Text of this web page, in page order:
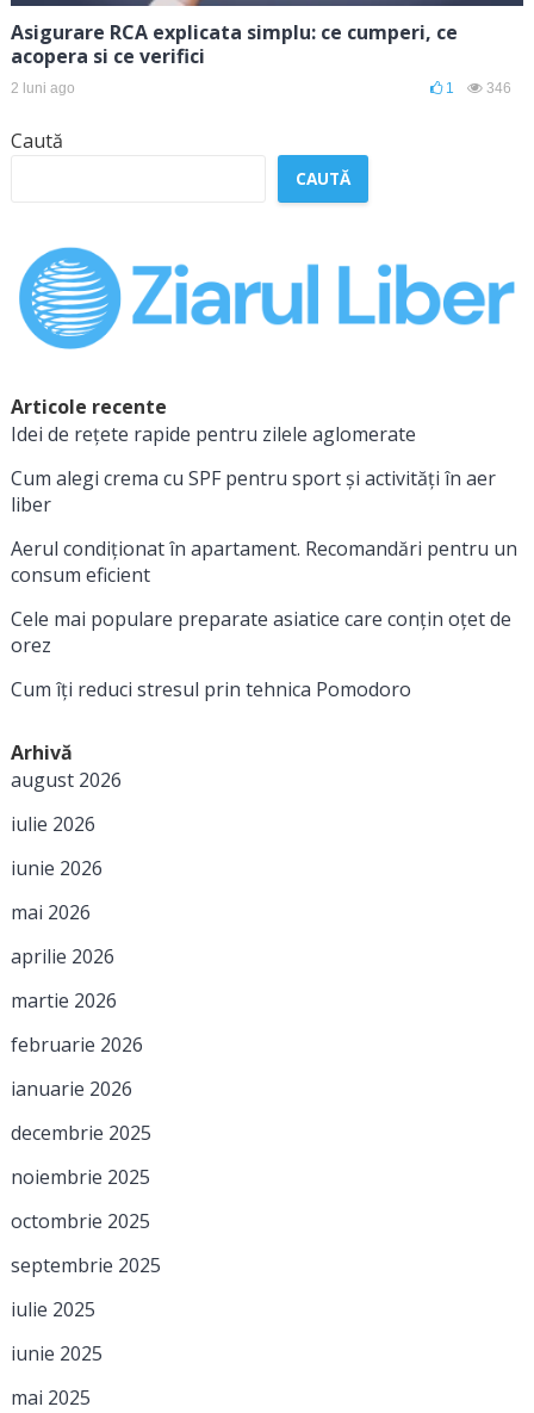
Asigurare RCA explicata simplu: ce cumperi, ce
acopera si ce verifici
2 luni ago 1 346
Caută
CAUTĂ
Articole recente
Idei de rețete rapide pentru zilele aglomerate
Cum alegi crema cu SPF pentru sport și activități în aer
liber
Aerul condiționat în apartament. Recomandări pentru un
consum eficient
Cele mai populare preparate asiatice care conțin oțet de
orez
Cum îți reduci stresul prin tehnica Pomodoro
Arhivă
august 2026
iulie 2026
iunie 2026
mai 2026
aprilie 2026
martie 2026
februarie 2026
ianuarie 2026
decembrie 2025
noiembrie 2025
octombrie 2025
septembrie 2025
iulie 2025
iunie 2025
mai 2025